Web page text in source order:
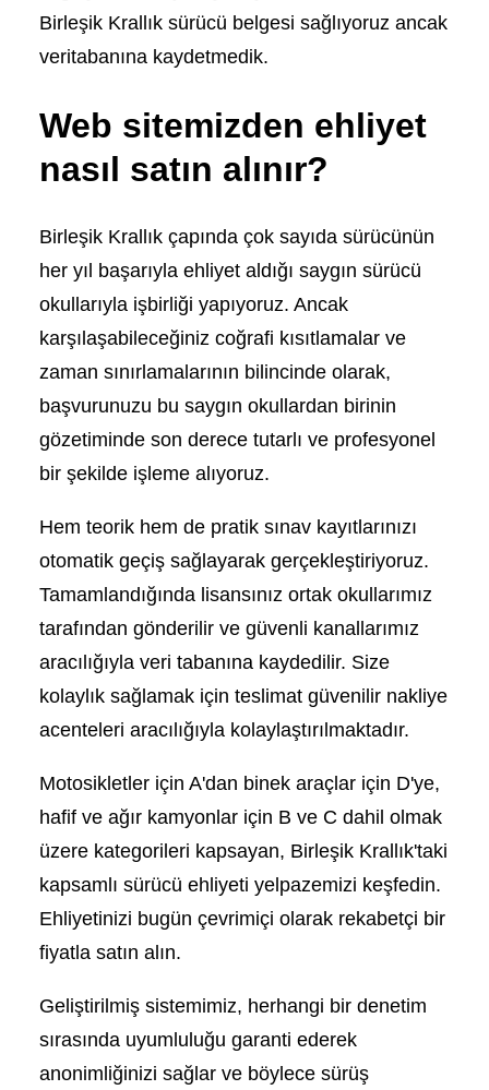
Birleşik Krallık sürücü belgesi sağlıyoruz ancak
veritabanına kaydetmedik.
Web sitemizden ehliyet
nasıl satın alınır?
Birleşik Krallık çapında çok sayıda sürücünün
her yıl başarıyla ehliyet aldığı saygın sürücü
okullarıyla işbirliği yapıyoruz. Ancak
karşılaşabileceğiniz coğrafi kısıtlamalar ve
zaman sınırlamalarının bilincinde olarak,
başvurunuzu bu saygın okullardan birinin
gözetiminde son derece tutarlı ve profesyonel
bir şekilde işleme alıyoruz.
Hem teorik hem de pratik sınav kayıtlarınızı
otomatik geçiş sağlayarak gerçekleştiriyoruz.
Tamamlandığında lisansınız ortak okullarımız
tarafından gönderilir ve güvenli kanallarımız
aracılığıyla veri tabanına kaydedilir. Size
kolaylık sağlamak için teslimat güvenilir nakliye
acenteleri aracılığıyla kolaylaştırılmaktadır.
Motosikletler için A'dan binek araçlar için D'ye,
hafif ve ağır kamyonlar için B ve C dahil olmak
üzere kategorileri kapsayan, Birleşik Krallık'taki
kapsamlı sürücü ehliyeti yelpazemizi keşfedin.
Ehliyetinizi bugün çevrimiçi olarak rekabetçi bir
fiyatla satın alın.
Geliştirilmiş sistemimiz, herhangi bir denetim
sırasında uyumluluğu garanti ederek
anonimliğinizi sağlar ve böylece sürüş